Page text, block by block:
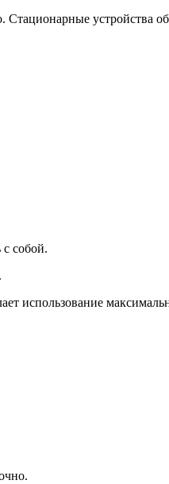
Стационарные устройства
собой.
использование